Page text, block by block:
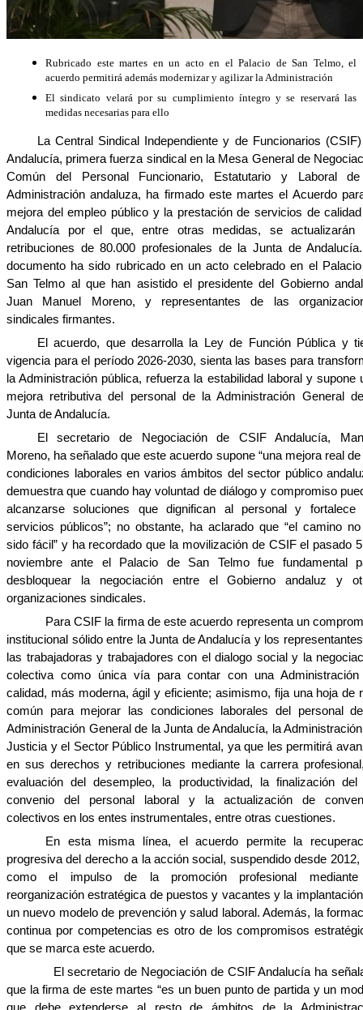
Rubricado este martes en un acto en el Palacio de San Telmo, el
acuerdo permitirá además modernizar y agilizar la Administración
El sindicato velará por su cumplimiento íntegro y se reservará las
medidas necesarias para ello
La Central Sindical Independiente y de Funcionarios
Andalucía, primera fuerza sindical en la Mesa General de
Común del Personal Funcionario, Estatutario y Laboral
Administración andaluza, ha firmado este martes el Acuerdo
mejora del empleo público y la prestación de servicios de
Andalucía por el que, entre otras medidas, se actualizarán
retribuciones de 80.000 profesionales de la Junta de
documento ha sido rubricado en un acto celebrado en el
San Telmo al que han asistido el presidente del Gobierno
Juan Manuel Moreno, y representantes de las
sindicales firmantes.
El acuerdo, que desarrolla la Ley de Función Pública y
vigencia para el período 2026-2030, sienta las bases para
la Administración pública, refuerza la estabilidad laboral y supone
mejora retributiva del personal de la Administración General
Junta de Andalucía.
El secretario de Negociación de CSIF Andalucía,
Moreno, ha señalado que este acuerdo supone “una mejora real
condiciones laborales en varios ámbitos del sector público
demuestra que cuando hay voluntad de diálogo y compromiso
alcanzarse soluciones que dignifican al personal y fortalece
servicios públicos”; no obstante, ha aclarado que “el camino
sido fácil” y ha recordado que la movilización de CSIF el pasado
noviembre ante el Palacio de San Telmo fue fundamental
desbloquear la negociación entre el Gobierno andaluz y
organizaciones sindicales.
Para CSIF la firma de este acuerdo representa un
institucional sólido entre la Junta de Andalucía y los
las trabajadoras y trabajadores con el dialogo social y la
colectiva como única vía para contar con una
calidad, más moderna, ágil y eficiente; asimismo, fija una hoja de
común para mejorar las condiciones laborales del personal
Administración General de la Junta de Andalucía, la
Justicia y el Sector Público Instrumental, ya que les permitirá
en sus derechos y retribuciones mediante la carrera
evaluación del desempleo, la productividad, la finalización del
convenio del personal laboral y la actualización de
colectivos en los entes instrumentales, entre otras cuestiones.
En esta misma línea, el acuerdo permite la
progresiva del derecho a la acción social, suspendido desde 2012,
como el impulso de la promoción profesional
reorganización estratégica de puestos y vacantes y la
un nuevo modelo de prevención y salud laboral. Además, la
continua por competencias es otro de los compromisos
que se marca este acuerdo.
El secretario de Negociación de CSIF Andalucía ha
que la firma de este martes “es un buen punto de partida y un
que debe extenderse al resto de ámbitos de la